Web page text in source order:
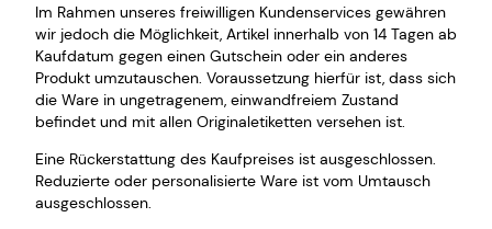
Im Rahmen unseres freiwilligen Kundenservices gewähren
wir jedoch die Möglichkeit, Artikel innerhalb von 14 Tagen ab
Kaufdatum gegen einen Gutschein oder ein anderes
Produkt umzutauschen. Voraussetzung hierfür ist, dass sich
die Ware in ungetragenem, einwandfreiem Zustand
befindet und mit allen Originaletiketten versehen ist.
Eine Rückerstattung des Kaufpreises ist ausgeschlossen.
Reduzierte oder personalisierte Ware ist vom Umtausch
ausgeschlossen.